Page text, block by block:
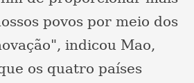
povos por meio dos
indicou Mao,
os quatro países